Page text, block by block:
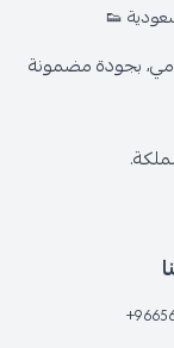
👟
بجودة مضمونة